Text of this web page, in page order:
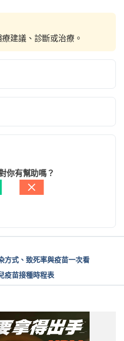
建議、診斷或治療。
risk-factors/con-
7, 2016.
April 12, 2022
（疾管局）
April 12, 2022
tc/healthtopics/content/2
12, 2022
（台北榮總）
media/336 Accessed
你有幫助嗎？
方式、致死率與疫苗一次看
疫苗接種時程表